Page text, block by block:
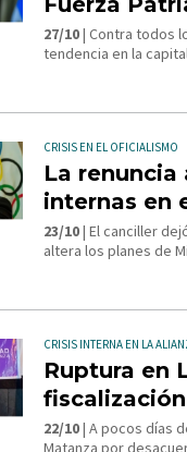
27/10| Contra todos
tendencia en la
CRISIS EN EL OFICIALISMO
La
internas en
23/10| El canciller
altera los planes de
CRISIS INTERNA EN LA
Ruptura en
22/10| A pocos días
Matanza por